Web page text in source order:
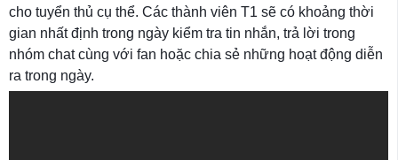
cho tuyển thủ cụ thể. Các thành viên T1 sẽ có khoảng thời
gian nhất định trong ngày kiểm tra tin nhắn, trả lời trong
nhóm chat cùng với fan hoặc chia sẻ những hoạt động diễn
ra trong ngày.